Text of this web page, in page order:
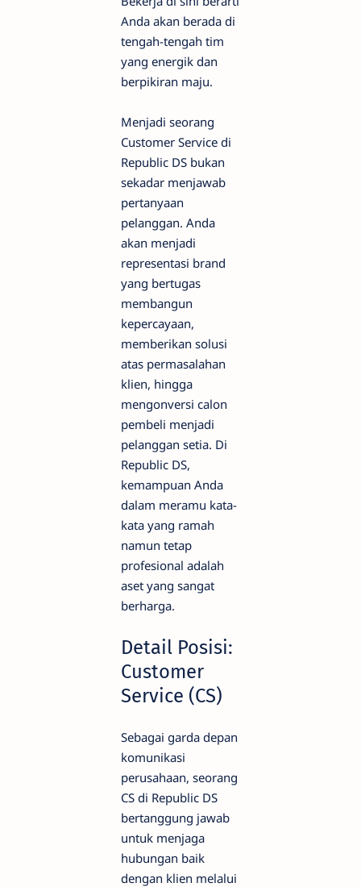
Anda akan berada di
tengah-tengah tim
yang energik dan
berpikiran maju.
Menjadi seorang
Customer Service di
Republic DS bukan
sekadar menjawab
pertanyaan
pelanggan. Anda
akan menjadi
representasi brand
yang bertugas
membangun
kepercayaan,
memberikan solusi
atas permasalahan
klien, hingga
mengonversi calon
pembeli menjadi
pelanggan setia. Di
Republic DS,
kemampuan Anda
dalam meramu kata-
kata yang ramah
namun tetap
profesional adalah
aset yang sangat
berharga.
Detail Posisi:
Customer
Service (CS)
Sebagai garda depan
komunikasi
perusahaan, seorang
CS di Republic DS
bertanggung jawab
untuk menjaga
hubungan baik
dengan klien melalui